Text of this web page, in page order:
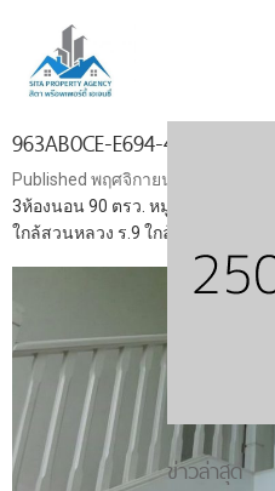
963AB0CE-E694-4D15-A5A0-
Published พฤศจิกายน 25, 2019
3ห้องนอน 90 ตรว. หมู่บ้านบารเมษฐ์
ใกล้สวนหลวง ร.9 ใกล้พาราไดซ์ พาร์
ข่าวล่าสุด